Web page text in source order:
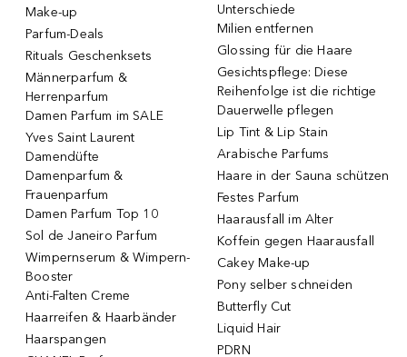
Make-up
Parfum-Deals
Rituals Geschenksets
Männerparfum &
Herrenparfum
Damen Parfum im SALE
Yves Saint Laurent
Damendüfte
Damenparfum &
Frauenparfum
Damen Parfum Top 10
Sol de Janeiro Parfum
Wimpernserum & Wimpern-
Booster
Anti-Falten Creme
Haarreifen & Haarbänder
Haarspangen
Unterschiede
Milien entfernen
Glossing für die Haare
Gesichtspflege: Diese
Reihenfolge ist die richtige
Dauerwelle pflegen
Lip Tint & Lip Stain
Arabische Parfums
Haare in der Sauna schützen
Festes Parfum
Haarausfall im Alter
Koffein gegen Haarausfall
Cakey Make-up
Pony selber schneiden
Butterfly Cut
Liquid Hair
PDRN